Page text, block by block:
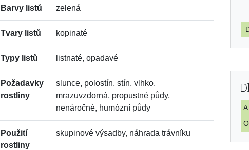
Barvy listů zelená
Tvary listů kopinaté
Typy listů listnaté, opadavé
Požadavky
rostliny
slunce, polostín, stín, vlhko,
mrazuvzdorná, propustné půdy,
nenáročné, humózní půdy
Použití
rostliny
skupinové výsadby, náhrada trávníku
A
O